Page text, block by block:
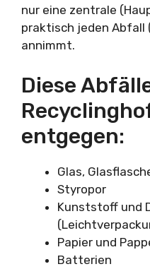
nur eine zentrale
praktisch jeden Abfall
annimmt.
Diese
entgegen:
Glas,
Styropor
Kunststoff und
Papier und
Batterien